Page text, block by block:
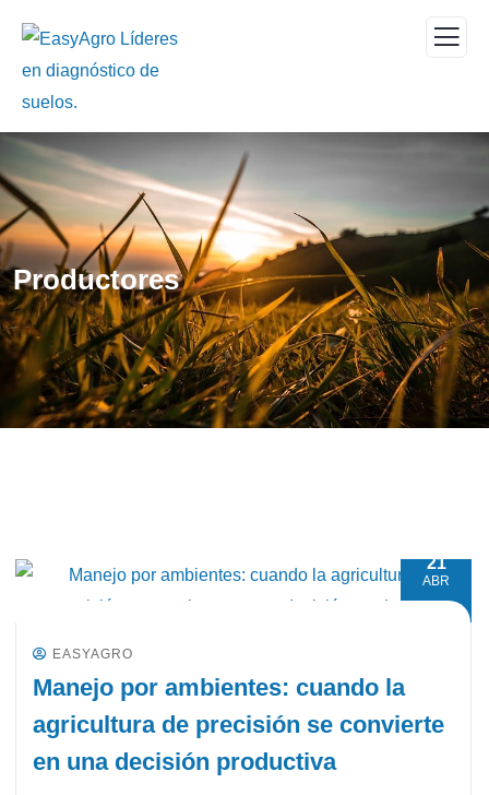
Productores
21
ABR
EASYAGRO
Manejo por ambientes: cuando la
agricultura de precisión se convierte
en una decisión productiva